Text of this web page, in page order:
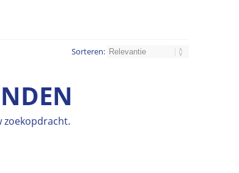
Sorteren:
zoekopdracht.